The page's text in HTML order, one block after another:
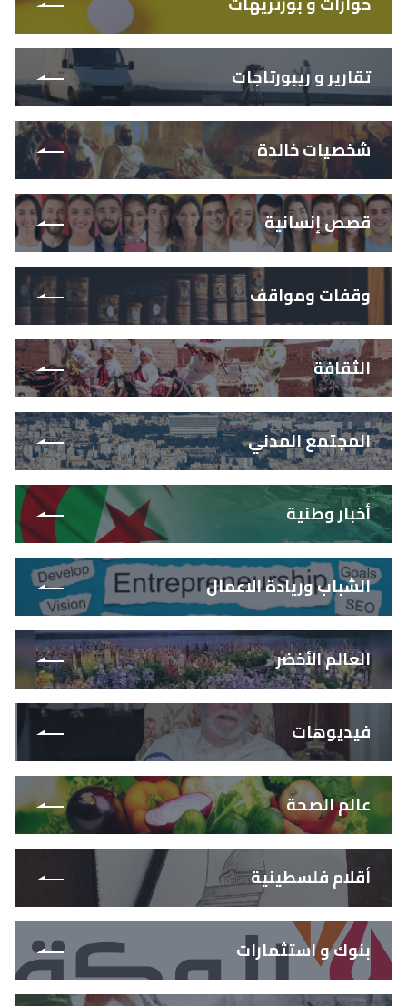
تقارير و ريبورتاجات
شخصيات خالدة
قصص إنسانية
وقفات ومواقف
الثقافة
المجتمع المدني
أخبار وطنية
الشباب وريادة الاعمال
العالم الأخضر
فيديوهات
عالم الصحة
أقلام فلسطينية
بنوك و استثمارات